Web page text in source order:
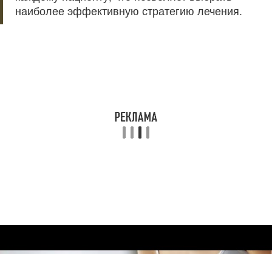
наиболее эффективную стратегию лечения.